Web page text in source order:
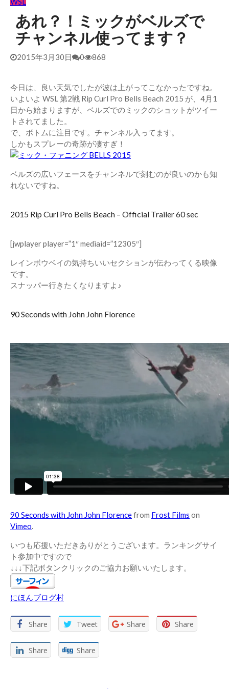
あれ？！ミックがベルズで
チャンネル使ってます？
2015年3月30日 0 868
今日は、良い天気でしたが波は上がってこなかったですね。
いよいよ WSL 第2戦 Rip Curl Pro Bells Beach 2015 が、4月1
日から始まりますが、ベルズでのミックのショットがツイー
トされてました。
で、ボトムに注目です。チャンネル入ってます。
しかもスプレーの奇跡が凄すぎ！
ベルズの広いフェースをチャンネルで刻むのが良いのかも知
れないですね。
2015 Rip Curl Pro Bells Beach – Official Trailer 60 sec
[jwplayer player=”1″ mediaid=”12305″]
レインボウベイの気持ちいいセクションが伝わってくる映像
です。
スナッパー行きたくなりますよ♪
90 Seconds with John John Florence
90 Seconds with John John Florencefrom Frost Films on
Vimeo.
いつも応援いただきありがとうございます。ランキングサイ
ト参加中ですので
↓↓↓下記ボタンクリックのご協力お願いいたします。
にほんブログ村
Share Tweet Share Share
Share Share